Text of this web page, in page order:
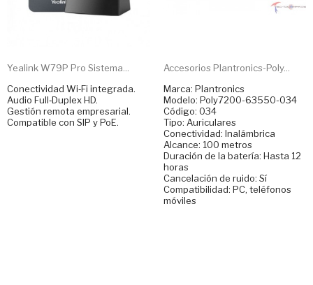
Yealink W79P Pro Sistema...
Conectividad Wi‑Fi integrada.
Audio Full‑Duplex HD.
Gestión remota empresarial.
Compatible con SIP y PoE.
Accesorios Plantronics-Poly...
Marca: Plantronics
Modelo: Poly7200-63550-034
Código: 034
Tipo: Auriculares
Conectividad: Inalámbrica
Alcance: 100 metros
Duración de la batería: Hasta 12
horas
Cancelación de ruido: Sí
Compatibilidad: PC, teléfonos
móviles